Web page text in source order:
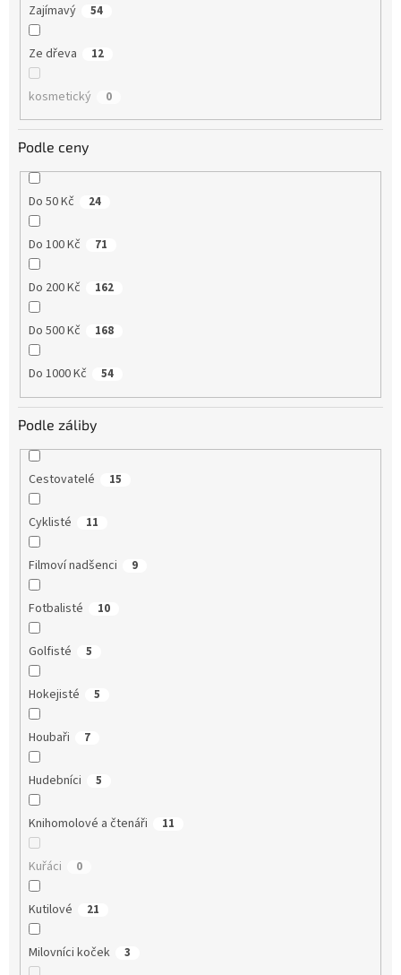
Zajímavý 54
Ze dřeva 12
kosmetický 0
Podle ceny
Do 50 Kč 24
Do 100 Kč 71
Do 200 Kč 162
Do 500 Kč 168
Do 1000 Kč 54
Podle záliby
Cestovatelé 15
Cyklisté 11
Filmoví nadšenci 9
Fotbalisté 10
Golfisté 5
Hokejisté 5
Houbaři 7
Hudebníci 5
Knihomolové a čtenáři 11
Kuřáci 0
Kutilové 21
Milovníci koček 3